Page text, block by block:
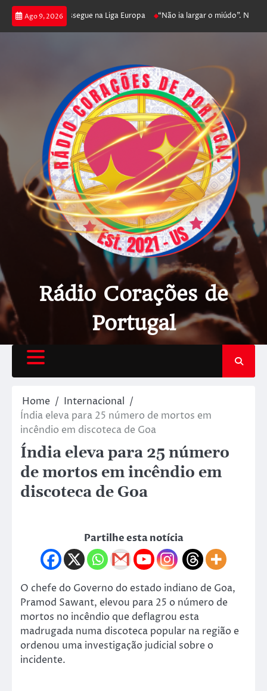
Ago 9, 2026
poker e prossegue na Liga Europa “Não ia largar o miúdo”.
Rádio Corações de
Portugal
Home
Internacional
Índia eleva para 25 número de mortos em
incêndio em discoteca de Goa
Índia eleva para 25 número
de mortos em incêndio em
discoteca de Goa
Partilhe esta notícia
O chefe do Governo do estado indiano de Goa,
Pramod Sawant, elevou para 25 o número de
mortos no incêndio que deflagrou esta
madrugada numa discoteca popular na região e
ordenou uma investigação judicial sobre o
incidente.